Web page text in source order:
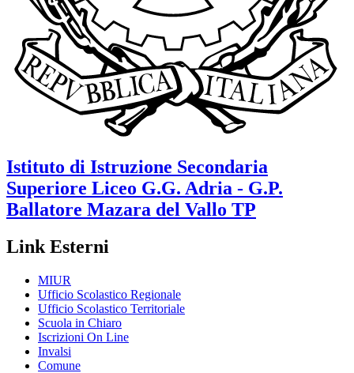
Istituto di Istruzione Secondaria
Superiore Liceo G.G. Adria - G.P.
Ballatore Mazara del Vallo TP
Link Esterni
MIUR
Ufficio Scolastico Regionale
Ufficio Scolastico Territoriale
Scuola in Chiaro
Iscrizioni On Line
Invalsi
Comune